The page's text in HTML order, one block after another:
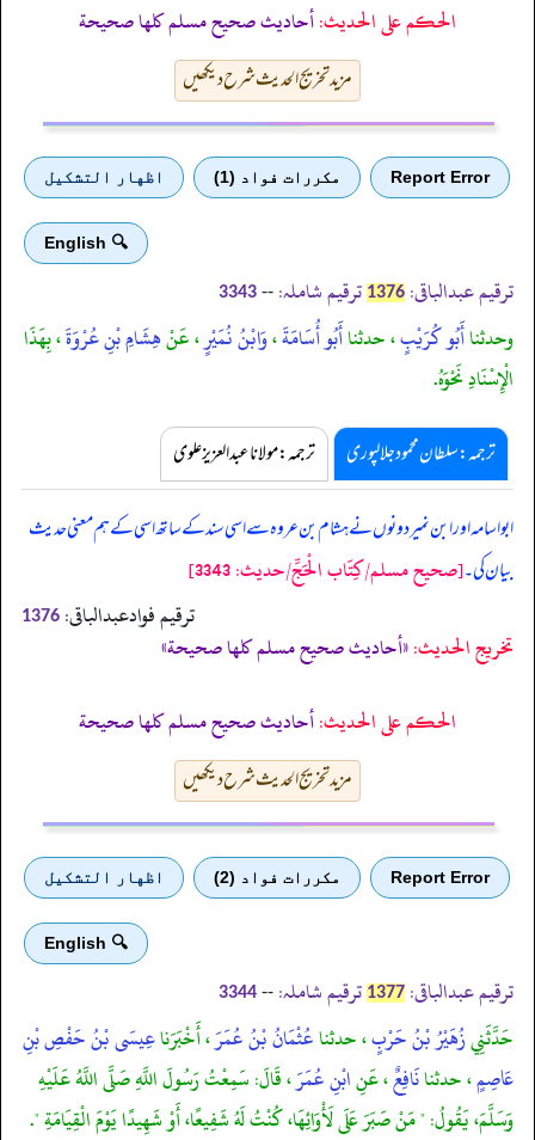
الحكم على الحديث:أحاديث صحيح مسلم كلها صحيحة
مزید تخریج الحدیث شرح دیکھیں
Report Error مكررات فواد (1) اظهار التشكيل
🔍 English
ترقیم عبدالباقی: 1376 ترقیم شاملہ: --
3343
وحدثناأَبُو كُرَيْبٍ، حدثناأَبُو أُسَامَةَ،وَابْنُ نُمَيْرٍ، عَنْهِشَامِ بْنِ عُرْوَةَ، بِهَذَا
الْإِسْنَادِ نَحْوَهُ.
ترجمہ:سلطان محمود جلالپوری ترجمہ:مولانا عبدالعزیز علوی
ابواسامہ اور ابن نمیر دونوں نے ہشام بن عروہ سے اسی سند کے ساتھ اسی کے ہم معنی حدیث
بیان کی۔[صحيح مسلم/كِتَاب الْحَجِّ/حدیث: 3343]
ترقیم فوادعبدالباقی: 1376
تخریج الحدیث:«أحاديث صحيح مسلم كلها صحيحة»
الحكم على الحديث:أحاديث صحيح مسلم كلها صحيحة
مزید تخریج الحدیث شرح دیکھیں
Report Error مكررات فواد (2) اظهار التشكيل
🔍 English
ترقیم عبدالباقی: 1377 ترقیم شاملہ: --
3344
حَدَّثَنِيزُهَيْرُ بْنُ حَرْبٍ، حدثناعُثْمَانُ بْنُ عُمَرَ، أَخْبَرَناعِيسَى بْنُ حَفْصِ بْنِ
عَاصِمٍ، حدثنانَافِعٌ، عَنِابْنِ عُمَرَ، قَالَ: سَمِعْتُ رَسُولَ اللَّهِ صَلَّى اللَّهُ عَلَيْهِ
وَسَلَّمَ، يَقُولُ: " مَنْ صَبَرَ عَلَى لَأْوَائِهَا، كُنْتُ لَهُ شَفِيعًا، أَوْ شَهِيدًا يَوْمَ الْقِيَامَةِ ".